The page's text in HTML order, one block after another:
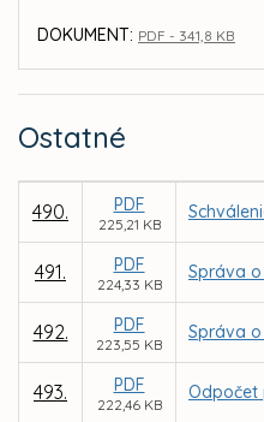
DOKUMENT: PDF - 341,8 KB
Ostatné
490. PDF
225,21 KB
491. PDF
224,33 KB
Správa
492. PDF
223,55 KB
Správa
493. PDF
222,46 KB
Odpočet